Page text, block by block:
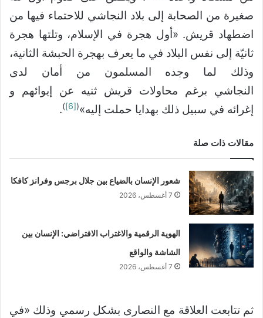
صغيرة من الصحابة إلى بلاد النجاشي للاحتماء فيها من
اضطهاد قريش. «أول هجرة في الإسلام، وتلتها هجرة
ثانيّة إلى نفس البلاد في ما يعرف بهجرة الحبشة الثانية،
وذلك لما وجده المسلمون من أمان لدى
النجاشي برغم محاولات قريش ثنيه عن إيوائهم و
إغرائه في سبيل ذلك بهدايا حملت إليه»(
[6]
)
.
مقالات ذات صلة
شعور الإنسان بالضياع بين جلال برجس وفرانز كافكا
7 أغسطس، 2026
الهوية الرقمية والاغتراب الافتراضي: الإنسان بين
الشاشة والواقع
7 أغسطس، 2026
ثم تتابعت العلاقة مع النصارى بشكل رسمي وذلك «في